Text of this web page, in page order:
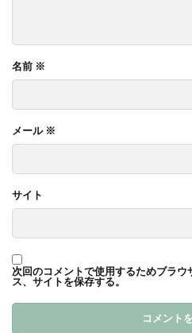
名前 ※
メール ※
サイト
次回のコメントで使用するためブラ
ス、サイトを保存する。